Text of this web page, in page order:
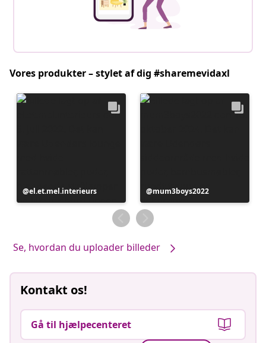
Vores produkter – stylet af dig #sharemevidaxl
Opslag
offentliggjort
el.et.mel.interieurs
Opslag
offentliggjort
af
mum3boys2022
Se, hvordan du uploader billeder
Kontakt os!
Gå til hjælpecenteret